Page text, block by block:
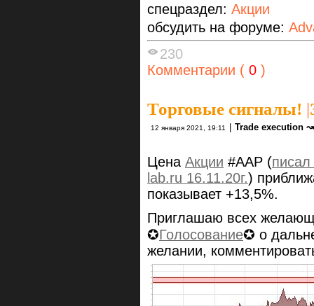
спецраздел: Акции
обсудить на форуме:
230
Комментарии ( 0 )
Торговые сигналы! |
12 января 2021, 19:11 Trade execution ↝
Цена Акции #AAP (
lab.ru 16.11.20г.)
показывает +13,5%.
Приглашаю всех
✪Голосование✪ о
желании,